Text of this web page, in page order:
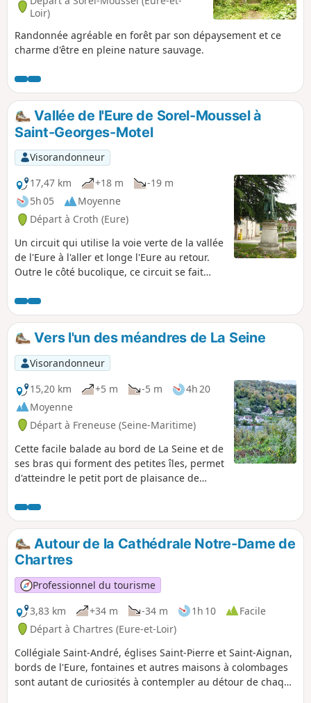
Loir)
Randonnée agréable en forêt par son dépaysement et ce
charme d'être en pleine nature sauvage.
Vallée de l'Eure de Sorel-Moussel à
Saint-Georges-Motel
Visorandonneur
17,47 km
+18 m
-19 m
5h 05
Moyenne
Départ à Croth (Eure)
Un circuit qui utilise la voie verte de la vallée
de l'Eure à l'aller et longe l'Eure au retour.
Outre le côté bucolique, ce circuit se fait
trace de boue.
Vers l'un des méandres de La Seine
Visorandonneur
15,20 km
+5 m -5 m
4h 20
Moyenne
Départ à Freneuse (Seine-Maritime)
Cette facile balade au bord de La Seine et de
ses bras qui forment des petites îles, permet
d'atteindre le petit port de plaisance de
poursuit jusqu'au méandre faisant face à
l'église Saint Georges d'Orival et ses falaises.
Autour de la Cathédrale Notre-Dame de
Chartres
Professionnel du tourisme
3,83 km
+34 m -34 m 1h 10
Facile
Départ à Chartres (Eure-et-Loir)
Collégiale Saint-André, églises Saint-Pierre et Saint-Aignan,
bords de l'Eure, fontaines et autres maisons à colombages
sont autant de curiosités à contempler au détour de chaque